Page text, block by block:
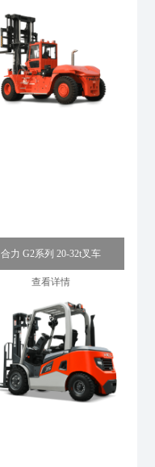
合力 G2系列 20-32t叉车
查看详情